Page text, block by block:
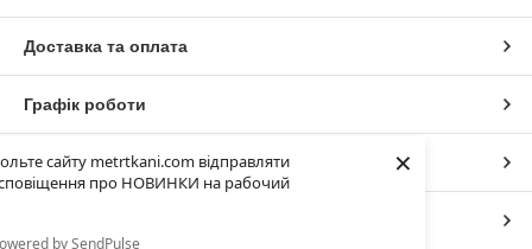
сайту metrtkani.com відправляти
про НОВИНКИ на рабочий
by SendPulse
×
Доставка та оплата
Графік роботи
Повна версія сайту